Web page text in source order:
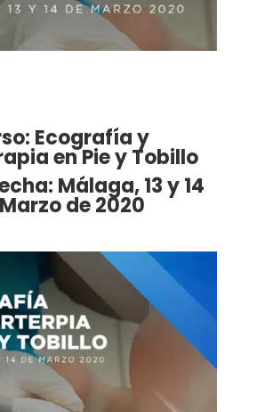
Ecografía y
en Pie y Tobillo
Málaga, 13 y 14
de 2020